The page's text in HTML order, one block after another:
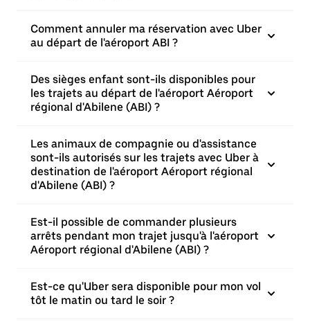
Comment annuler ma réservation avec Uber
au départ de l'aéroport ABI ?
Des sièges enfant sont-ils disponibles pour
les trajets au départ de l'aéroport Aéroport
régional d'Abilene (ABI) ?
Les animaux de compagnie ou d'assistance
sont-ils autorisés sur les trajets avec Uber à
destination de l'aéroport Aéroport régional
d'Abilene (ABI) ?
Est-il possible de commander plusieurs
arrêts pendant mon trajet jusqu'à l'aéroport
Aéroport régional d'Abilene (ABI) ?
Est-ce qu'Uber sera disponible pour mon vol
tôt le matin ou tard le soir ?